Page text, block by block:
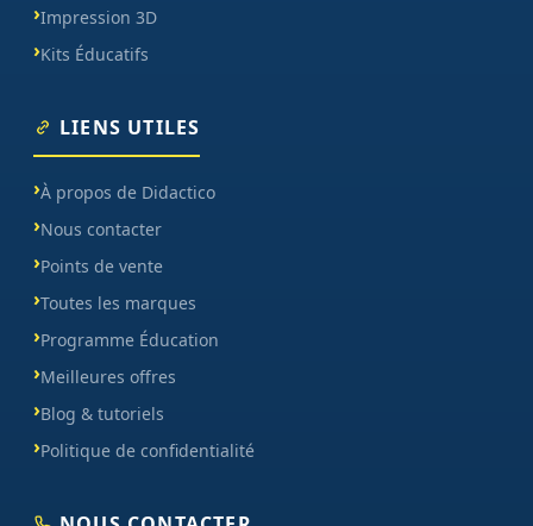
Impression 3D
Kits Éducatifs
LIENS UTILES
À propos de Didactico
Nous contacter
Points de vente
Toutes les marques
Programme Éducation
Meilleures offres
Blog & tutoriels
Politique de confidentialité